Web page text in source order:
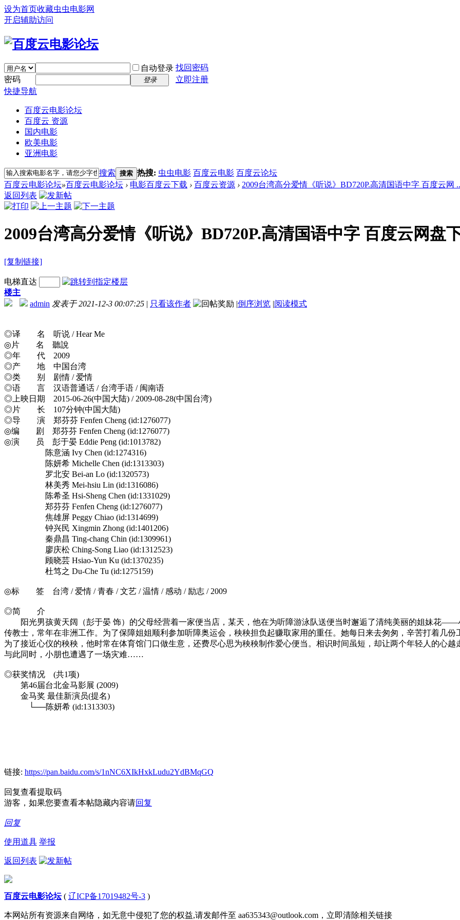
设为首页收藏虫虫电影网
开启辅助访问
自动登录 找回密码
密码
登录
立即注册
快捷导航
百度云电影论坛
百度云 资源
国内电影
欧美电影
亚洲电影
搜索 搜索 热搜: 虫虫电影 百度云电影 百度云论坛
百度云电影论坛»百度云电影论坛 › 电影百度云下载 › 百度云资源 › 2009台湾高分爱情《听说》BD720P.高清国语中字 百度云网
返回列表
2009台湾高分爱情《听说》BD720P.高清国语中字 百度云网盘
[复制链接]
电梯直达
楼主
admin 发表于 2021-12-3 00:07:25 | 只看该作者 |倒序浏览 |阅读模式
◎译 名 听说 / Hear Me
◎片 名 聽說
◎年 代 2009
◎产 地 中国台湾
◎类 别 剧情 / 爱情
◎语 言 汉语普通话 / 台湾手语 / 闽南语
◎上映日期 2015-06-26(中国大陆) / 2009-08-28(中国台湾)
◎片 长 107分钟(中国大陆)
◎导 演 郑芬芬 Fenfen Cheng (id:1276077)
◎编 剧 郑芬芬 Fenfen Cheng (id:1276077)
◎演 员 彭于晏 Eddie Peng (id:1013782)
陈意涵 Ivy Chen (id:1274316)
陈妍希 Michelle Chen (id:1313303)
罗北安 Bei-an Lo (id:1320573)
林美秀 Mei-hsiu Lin (id:1316086)
陈希圣 Hsi-Sheng Chen (id:1331029)
郑芬芬 Fenfen Cheng (id:1276077)
焦雄屏 Peggy Chiao (id:1314699)
钟兴民 Xingmin Zhong (id:1401206)
秦鼎昌 Ting-chang Chin (id:1309961)
廖庆松 Ching-Song Liao (id:1312523)
顾晓芸 Hsiao-Yun Ku (id:1370235)
杜笃之 Du-Che Tu (id:1275159)
◎标 签 台湾 / 爱情 / 青春 / 文艺 / 温情 / 感动 / 励志 / 2009
◎简 介
阳光男孩黄天阔（彭于晏 饰）的父母经营着一家便当店，某天，他在为听障游泳队送便当时邂逅了清纯美丽的姐妹花——
传教士，常年在非洲工作。为了保障姐姐顺利参加听障奥运会，秧秧担负起赚取家用的重任。她每日来去匆匆，辛苦打着几
为了接近心仪的秧秧，他时常在体育馆门口做生意，还费尽心思为秧秧制作爱心便当。相识时间虽短，却让两个年轻人的心
与此同时，小朋也遭遇了一场灾难……
◎获奖情况 (共1项)
第46届台北金马影展 (2009)
金马奖 最佳新演员(提名)
└──陈妍希 (id:1313303)
链接: https://pan.baidu.com/s/1nNC6XIkHxkLudu2YdBMqGQ
回复查看提取码
游客，如果您要查看本帖隐藏内容请回复
回复
使用道具 举报
返回列表
百度云电影论坛( 辽ICP备17019482号-3 )
本网站所有资源来自网络，如无意中侵犯了您的权益,请发邮件至 aa635343@outlook.com ，立即清除相关链接